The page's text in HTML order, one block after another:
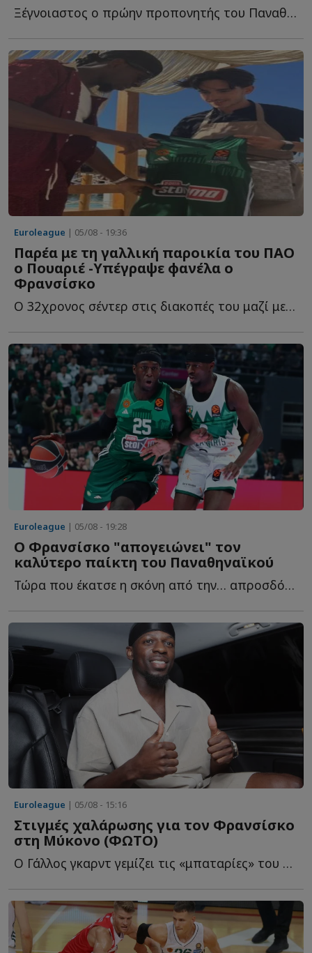
Ξέγνοιαστος ο πρώην προπονητής του Παναθηναϊκού σ...
Euroleague | 05/08 - 19:36
Παρέα με τη γαλλική παροικία του ΠΑΟ
ο Πουαριέ -Υπέγραψε φανέλα ο
Φρανσίσκo
Ο 32χρονος σέντερ στις διακοπές του μαζί με τους συμπατριώτες τ...
Euroleague | 05/08 - 19:28
Ο Φρανσίσκο "απογειώνει" τον
καλύτερο παίκτη του Παναθηναϊκού
Τώρα που έκατσε η σκόνη από την… απροσδόκητη προσθήκη τ...
Euroleague | 05/08 - 15:16
Στιγμές χαλάρωσης για τον Φρανσίσκο
στη Μύκονο (ΦΩΤΟ)
Ο Γάλλος γκαρντ γεμίζει τις «μπαταρίες» του στο «νησί τ...